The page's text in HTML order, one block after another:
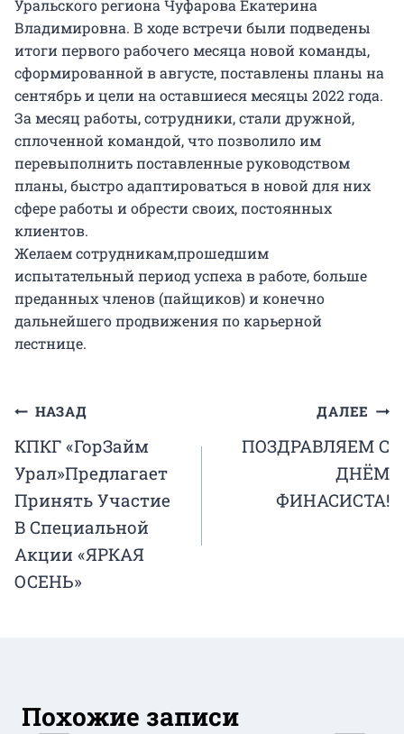
Уральского региона Чуфарова Екатерина
Владимировна. В ходе встречи были подведены
итоги первого рабочего месяца новой команды,
сформированной в августе, поставлены планы на
сентябрь и цели на оставшиеся месяцы 2022 года.
За месяц работы, сотрудники, стали дружной,
сплоченной командой, что позволило им
перевыполнить поставленные руководством
планы, быстро адаптироваться в новой для них
сфере работы и обрести своих, постоянных
клиентов.
Желаем сотрудникам,прошедшим
испытательный период успеха в работе, больше
преданных членов (пайщиков) и конечно
дальнейшего продвижения по карьерной
лестнице.
Навигация
по
записям
НАЗАД
КПКГ «ГорЗайм
Урал»Предлагает
Принять Участие
В Специальной
Акции «ЯРКАЯ
ОСЕНЬ»
ДАЛЕЕ
ПОЗДРАВЛЯЕМ С
ДНЁМ
ФИНАСИСТА!
Похожие записи